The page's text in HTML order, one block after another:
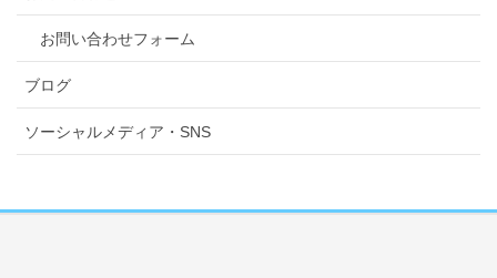
お問い合わせフォーム
ブログ
ソーシャルメディア・SNS